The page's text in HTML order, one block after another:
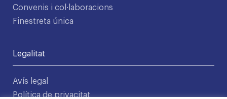
Convenis i col·laboracions
Finestreta única
Legalitat
Avís legal
Política de privacitat